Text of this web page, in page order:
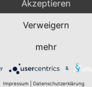
erst freigegeben werden?
kann entschieden haben, dass
die Beiträge zuerst geprüft
Administration dich zu einer
sie die Beiträge erst
Bitte kontaktiere die Board-
dazu benötigst.
Akzeptieren
Verweigern
mehr
&
Impressum Datenschutzerklärung